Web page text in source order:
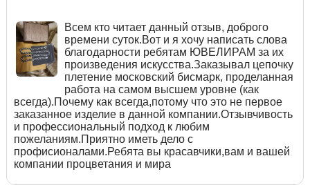
Всем кто читает данный отзыв, доброго
времени суток.Вот и я хочу написать слова
благодарности ребятам ЮВЕЛИРАМ за их
произведения искусства.Заказывал цепочку
плетение московский бисмарк, проделанная
работа на самом высшем уровне (как
всегда).Почему как всегда,потому что это не первое
заказанное изделие в данной компании.Отзывчивость
и профессиональный подход к любим
пожеланиям.Приятно иметь дело с
профисионалами.Ребята вы красавчики,вам и вашей
компании процветания и мира